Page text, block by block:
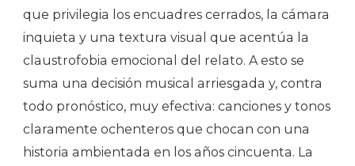
que privilegia los encuadres cerrados, la cámara
inquieta y una textura visual que acentúa la
claustrofobia emocional del relato. A esto se
suma una decisión musical arriesgada y, contra
todo pronóstico, muy efectiva: canciones y tonos
claramente ochenteros que chocan con una
historia ambientada en los años cincuenta. La